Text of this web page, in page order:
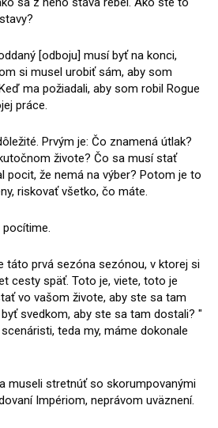
[odboju] musí byť na konci,
si musel urobiť sám, aby som
ma požiadali, aby som robil Rogue
práce.
Prvým je: Čo znamená útlak?
živote? Čo sa musí stať
pocit, že nemá na výber? Potom je to
riskovať všetko, čo máte.
táto prvá sezóna sezónou, v ktorej si
cesty späť. Toto je, viete, toto je
vo vašom živote, aby ste sa tam
svedkom, aby ste sa tam dostali? "
teda my, máme dokonale
museli stretnúť so skorumpovanými
Impériom, neprávom uväznení.